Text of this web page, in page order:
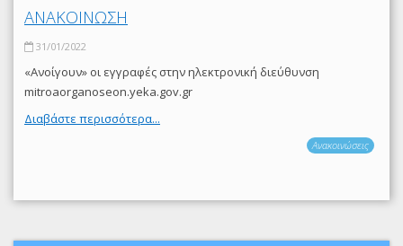
ΑΝΑΚΟΙΝΩΣΗ
31/01/2022
«Ανοίγουν» οι εγγραφές στην ηλεκτρονική διεύθυνση
mitroaorganoseon.yeka.gov.gr
Διαβάστε περισσότερα...
Ανακοινώσεις